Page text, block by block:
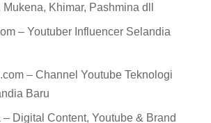
Khimar, Pashmina dll
– Youtuber Influencer Selandia
– Channel Youtube Teknologi
Baru
Digital Content, Youtube & Brand